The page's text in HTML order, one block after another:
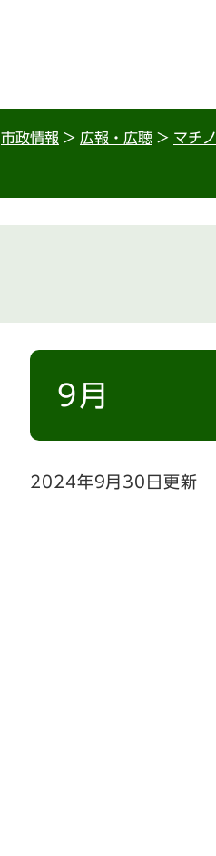
市政情報 > 広報・広聴 > マチ
本
9月
2024年9月30日更新